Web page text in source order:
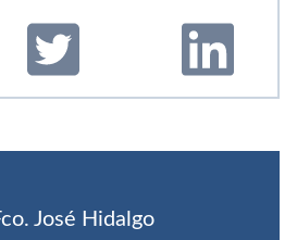
José Hidalgo